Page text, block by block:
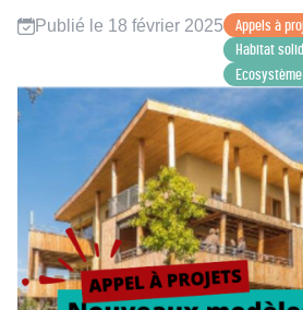
Publié le 18 février 2025 Appels à
Habitat